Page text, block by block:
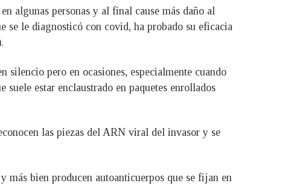
algunas personas y al final cause más daño al
se le diagnosticó con covid, ha probado su eficacia
silencio pero en ocasiones, especialmente cuando
estar enclaustrado en paquetes enrollados
las piezas del ARN viral del invasor y se
más bien producen autoanticuerpos que se fijan en